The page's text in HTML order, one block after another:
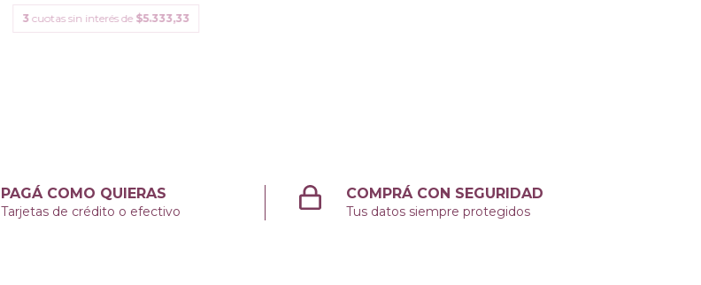
3 cuotas sin interés de $5.333,33
PAGÁ COMO QUIERAS
Tarjetas de crédito o efectivo
COMPRÁ CON SEGURIDAD
Tus datos siempre protegidos